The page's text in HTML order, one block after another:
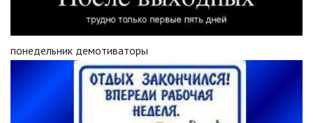
понедельник демотиваторы